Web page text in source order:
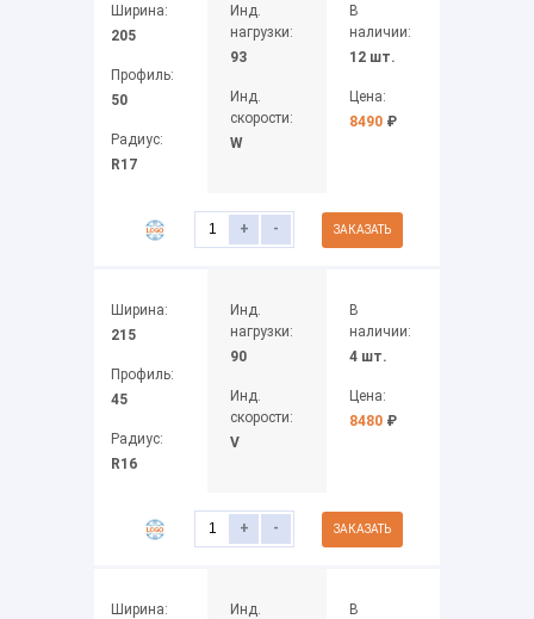
Ширина:
205
Профиль:
50
Радиус:
R17
Инд.
нагрузки:
93
Инд.
скорости:
W
В
наличии:
12 шт.
Цена:
8490 ₽
+ - ЗАКАЗАТЬ
Ширина:
215
Профиль:
45
Радиус:
R16
Инд.
нагрузки:
90
Инд.
скорости:
V
В
наличии:
4 шт.
Цена:
8480 ₽
+ - ЗАКАЗАТЬ
Ширина:
Инд.
В